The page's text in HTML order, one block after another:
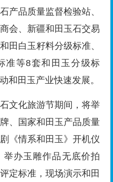
产品质量监督检验站、
会、新疆和田玉石交易
田白玉籽料分级标准、
准等8套和田玉分级标
和田玉产业快速发展。
文化旅游节期间，将举
、国家和田玉产品质量
《情系和田玉》开机仪
举办玉雕作品无底价拍
定标准，现场演示和田